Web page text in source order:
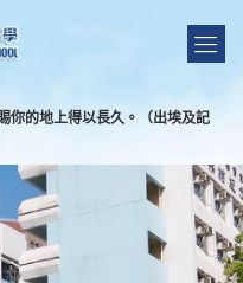
你的地上得以長久。（出埃及記